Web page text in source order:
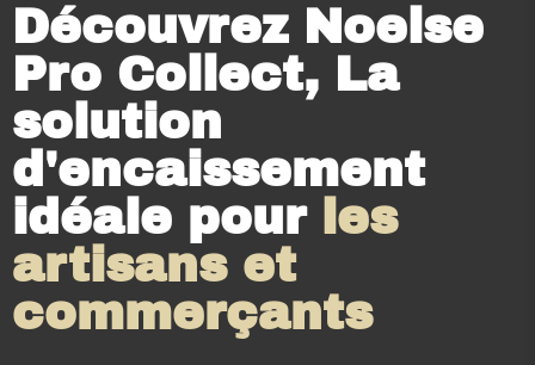
Découvrez Noelse
Pro Collect, La
solution
d'encaissement
idéale pourles
artisans et
commerçants ​